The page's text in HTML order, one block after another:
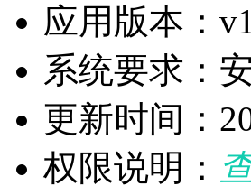
应用版本：
系统要求：
更新时间：
权限说明：